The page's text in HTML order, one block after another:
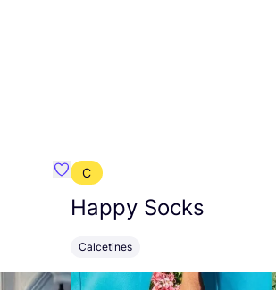
Favoritos {nombre}
C
Happy Socks
Calcetines